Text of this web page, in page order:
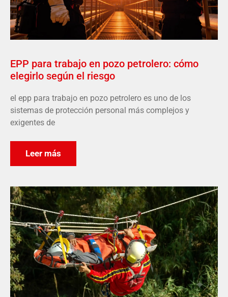
EPP para trabajo en pozo petrolero: cómo
elegirlo según el riesgo
el epp para trabajo en pozo petrolero es uno de los
sistemas de protección personal más complejos y
exigentes de
Leer más